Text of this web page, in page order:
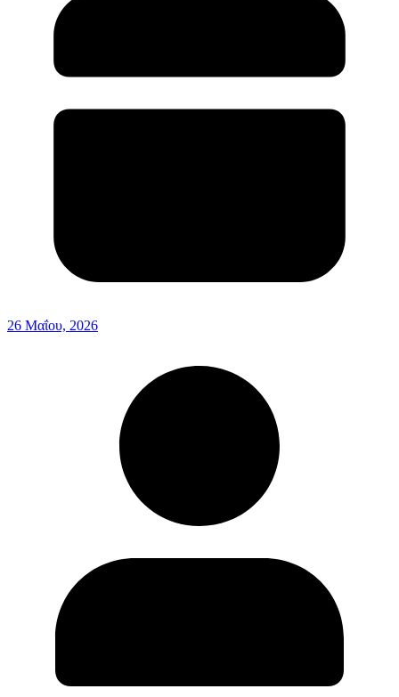
26 Μαΐου, 2026